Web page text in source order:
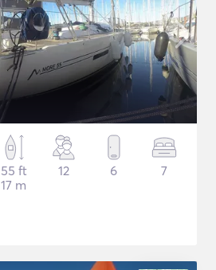
55 ft
17 m
12 6 7